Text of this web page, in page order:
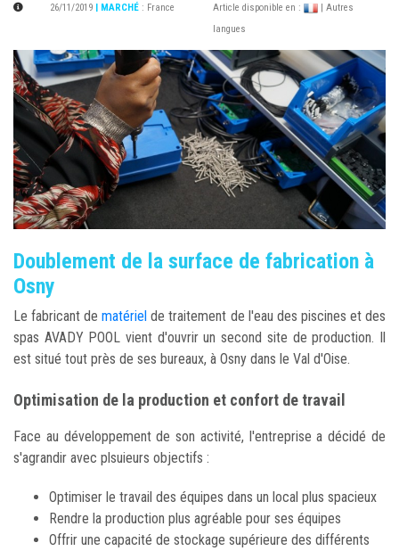
26/11/2019 | MARCHÉ : France Article disponible en :
| Autres
langues
Doublement de la surface de fabrication à
Osny
Le fabricant dematériel de traitement de l'eau des piscines et des
spas AVADY POOL vient d'ouvrir un second site de production. Il
est situé tout près de ses bureaux, à Osny dans le Val d'Oise.
Optimisation de la production et confort de travail
Face au développement de son activité, l'entreprise a décidé de
s'agrandir avec plsuieurs objectifs :
Optimiser le travail des équipes dans un local plus spacieux
Rendre la production plus agréable pour ses équipes
Offrir une capacité de stockage supérieure des différents